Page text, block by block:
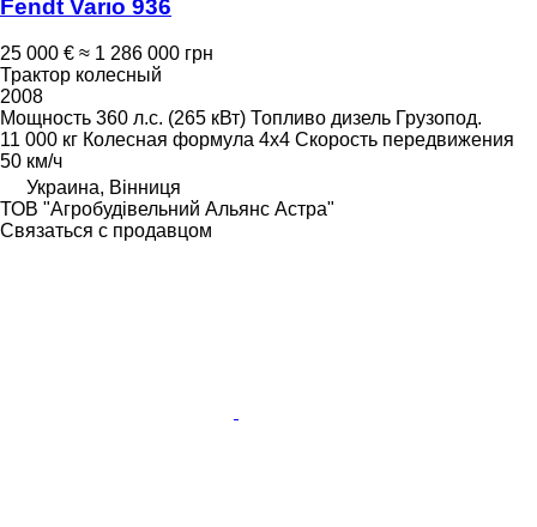
Fendt Vario 936
25 000 € ≈ 1 286 000 грн
Трактор колесный
2008
Мощность 360 л.с. (265 кВт) Топливо дизель Грузопод.
11 000 кг Колесная формула 4x4 Скорость передвижения
50 км/ч
Украина, Вінниця
ТОВ "Агробудівельний Альянс Астра"
Связаться с продавцом